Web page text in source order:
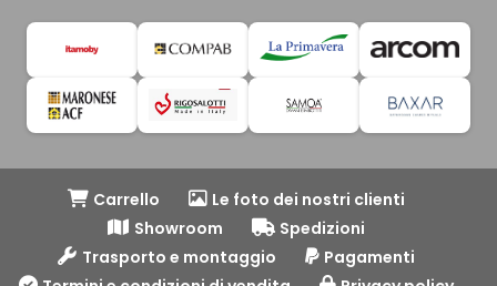
Carrello
Le foto dei nostri clienti
Showroom
Spedizioni
Trasporto e montaggio
Pagamenti